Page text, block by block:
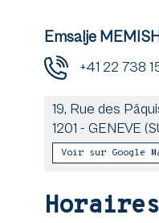
Emsalje
+41 22 738
19, Rue des
1201 - GENEVE
Voir sur Google
Horaires